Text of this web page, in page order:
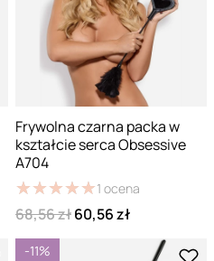
Frywolna czarna packa w
kształcie serca Obsessive
A704
★★★★★
★★★★★1 ocena
68,56 zł60,56 zł
-11%